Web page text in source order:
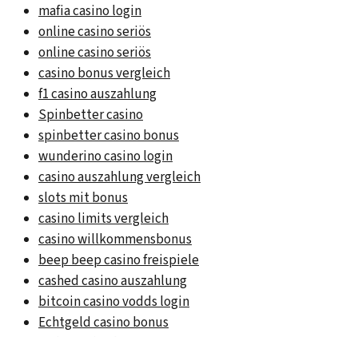
mafia casino login
online casino seriös
online casino seriös
casino bonus vergleich
f1 casino auszahlung
Spinbetter casino
spinbetter casino bonus
wunderino casino login
casino auszahlung vergleich
slots mit bonus
casino limits vergleich
casino willkommensbonus
beep beep casino freispiele
cashed casino auszahlung
bitcoin casino vodds login
Echtgeld casino bonus